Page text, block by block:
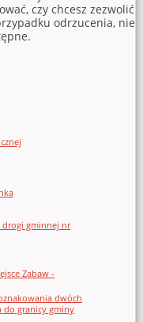
gminnej nr
Zabaw -
dwóch
do granicy gminy
czy chcesz zezwolić
odrzucenia, nie